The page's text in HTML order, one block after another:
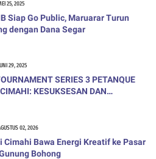
25, 2025
Siap Go Public, Maruarar Turun
dengan Dana Segar
29, 2025
SERIES 3 PETANQUE
KESUKSESAN DAN
02, 2026
Cimahi Bawa Energi Kreatif ke Pasar
Bohong